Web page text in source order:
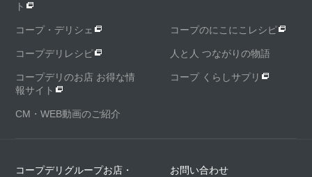
ト
コープ・デリシェ コープのにこにこレシピ
コープデリレシピ 人と人 つながりの物語
コープデリのお店 お得な情
報サイト
コープ くらしサプリ
CM・WEB動画のご紹介
コープデリグループお店・
お問い合わせ